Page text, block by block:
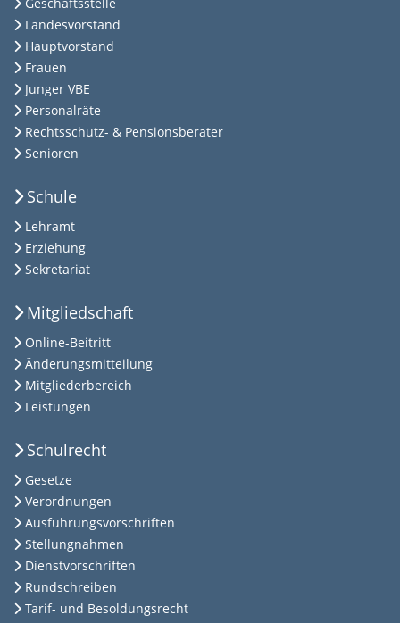
Landesvorstand
Hauptvorstand
Frauen
Junger VBE
Personalräte
Rechtsschutz- & Pensionsberater
Senioren
Schule
Lehramt
Erziehung
Sekretariat
Mitgliedschaft
Online-Beitritt
Änderungsmitteilung
Mitgliederbereich
Leistungen
Schulrecht
Gesetze
Verordnungen
Ausführungsvorschriften
Stellungnahmen
Dienstvorschriften
Rundschreiben
Tarif- und Besoldungsrecht